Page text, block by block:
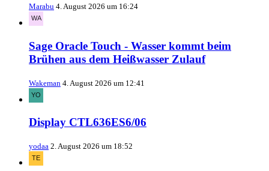
Marabu 4. August 2026 um 16:24
Sage Oracle Touch - Wasser kommt beim
Brühen aus dem Heißwasser Zulauf
Wakeman 4. August 2026 um 12:41
Display CTL636ES6/06
yodaa 2. August 2026 um 18:52